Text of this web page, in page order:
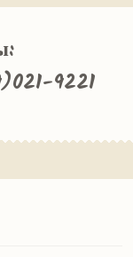
9221